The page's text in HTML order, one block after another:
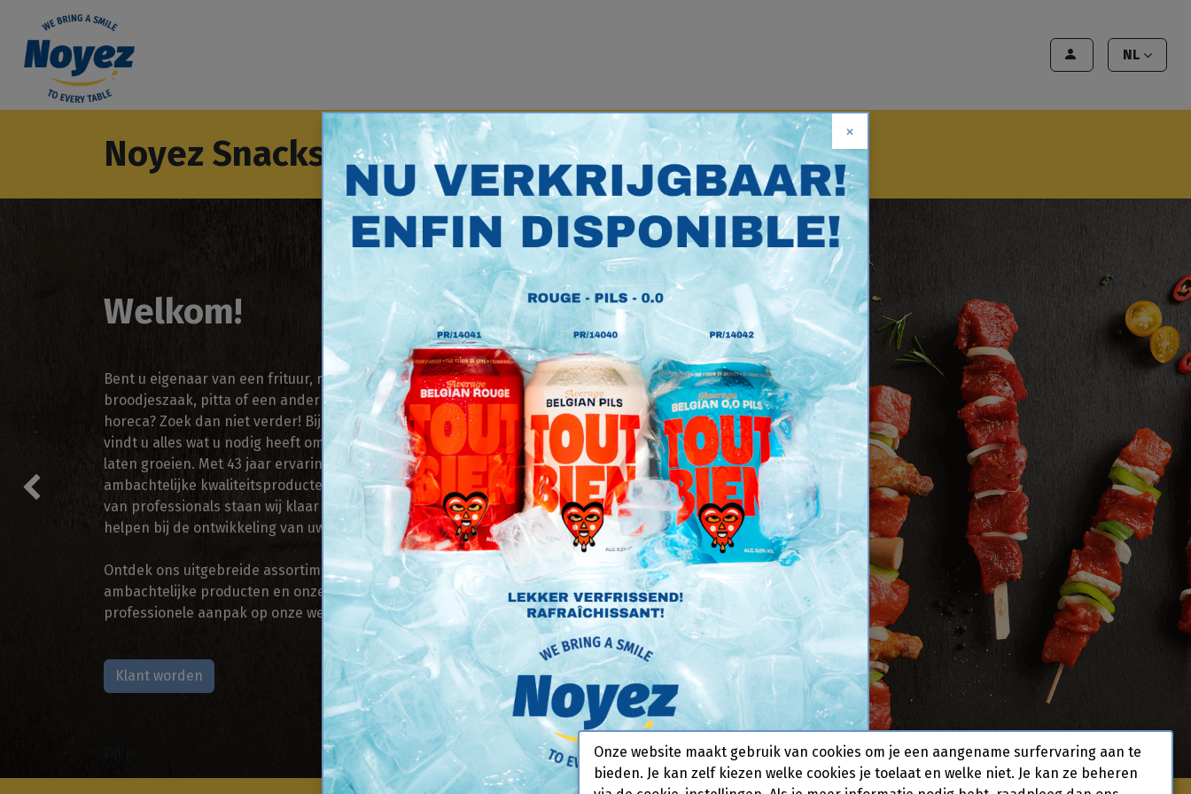
NL
×
Noyez Snacks-Welkom
Welkom!
Bent u eigenaar van een frituur, restaurant,
broodjeszaak, pitta of een ander bedrijf in de
horeca? Zoek dan niet verder! Bij Noyez Snacks
vindt u alles wat u nodig heeft om uw bedrijf te
laten groeien. Met 43 jaar ervaring,
ambachtelijke kwaliteitsproducten en een team
van professionals staan wij klaar om u te
helpen bij de ontwikkeling van uw bedrijf.
Ontdek ons uitgebreide assortiment, onze
ambachtelijke producten en onze
professionele aanpak op onze website.
Klant worden
Vorige
Onze website maakt gebruik van cookies om je een aangename surfervaring aan te
bieden. Je kan zelf kiezen welke cookies je toelaat en welke niet. Je kan ze beheren